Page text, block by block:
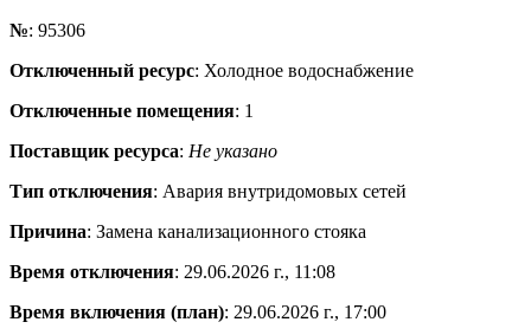
№: 95306
Отключенный ресурс: Холодное водоснабжение
Отключенные помещения: 1
Поставщик ресурса: Не указано
Тип отключения: Авария внутридомовых сетей
Причина: Замена канализационного стояка
Время отключения: 29.06.2026 г., 11:08
Время включения (план): 29.06.2026 г., 17:00